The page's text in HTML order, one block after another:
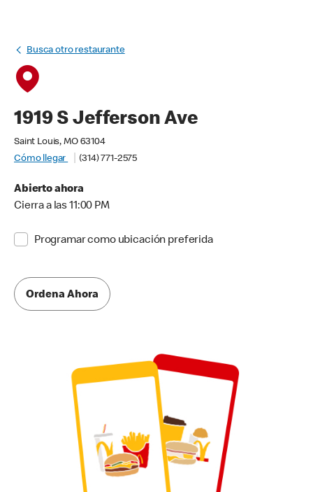
Busca otro restaurante
1919 S Jefferson Ave
Saint Louis, MO 63104
Cómo llegar
(314) 771-2575
Abierto ahora
Cierra a las 11:00 PM
Programar como ubicación preferida
Ordena Ahora